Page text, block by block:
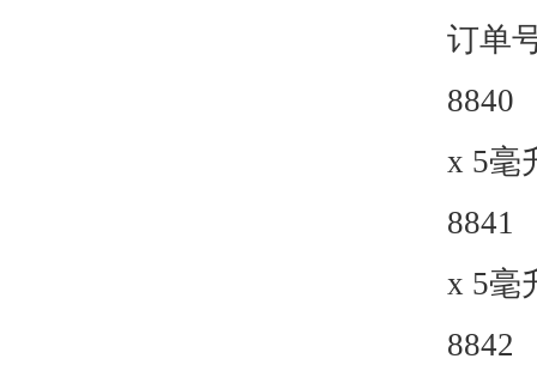
订单
x 5毫
x 5毫